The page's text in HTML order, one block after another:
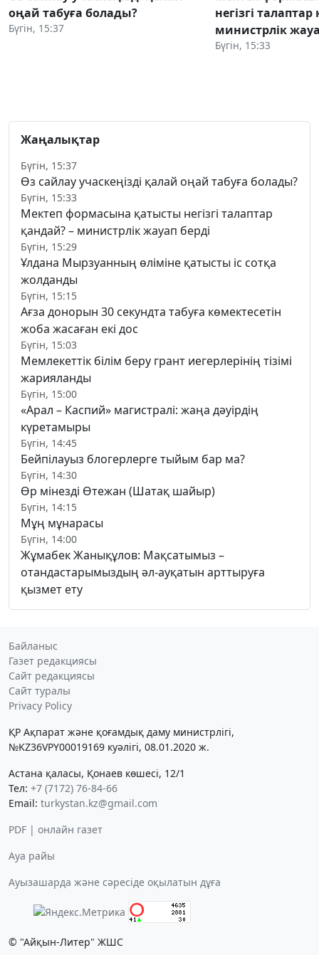
оңай табуға болады?
Бүгін, 15:37
негізгі
министрлік
Бүгін, 15:33
Жаңалықтар
Бүгін, 15:37
Өз сайлау учаскеңізді қалай оңай табуға болады?
Бүгін, 15:33
Мектеп формасына қатысты негізгі талаптар
қандай? – министрлік жауап берді
Бүгін, 15:29
Ұлдана Мырзуанның өліміне қатысты іс сотқа
жолданды
Бүгін, 15:15
Ағза донорын 30 секундта табуға көмектесетін
жоба жасаған екі дос
Бүгін, 15:03
Мемлекеттік білім беру грант иегерлерінің тізімі
жарияланды
Бүгін, 15:00
«Арал – Каспий» магистралі: жаңа дәуірдің
күретамыры
Бүгін, 14:45
Бейпілауыз блогерлерге тыйым бар ма?
Бүгін, 14:30
Өр мінезді Өтежан (Шатақ шайыр)
Бүгін, 14:15
Мұң мұнарасы
Бүгін, 14:00
Жұмабек Жанықұлов: Мақсатымыз –
отандастарымыздың әл-ауқатын арттыруға
қызмет ету
Байланыс
Газет редакциясы
Сайт редакциясы
Сайт туралы
Privacy Policy
ҚР Ақпарат және қоғамдық даму министрлігі,
№KZ36VPY00019169 куәлігі, 08.01.2020 ж.
Астана қаласы, Қонаев көшесі, 12/1
Тел: +7 (7172) 76-84-66
Email: turkystan.kz@gmail.com
PDF | онлайн газет
Ауа райы
Ауызашарда және сәресіде оқылатын дұға
© "Айқын-Литер" ЖШС